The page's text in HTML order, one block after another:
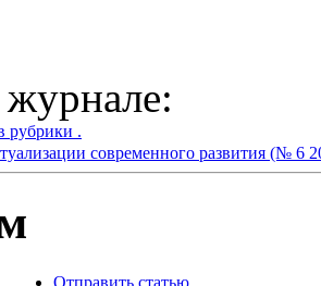
рубрики .
современного развития (№ 6
Отправить статью